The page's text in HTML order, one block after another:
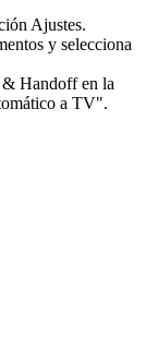
Ajustes.
y selecciona
Handoff en la
a TV".